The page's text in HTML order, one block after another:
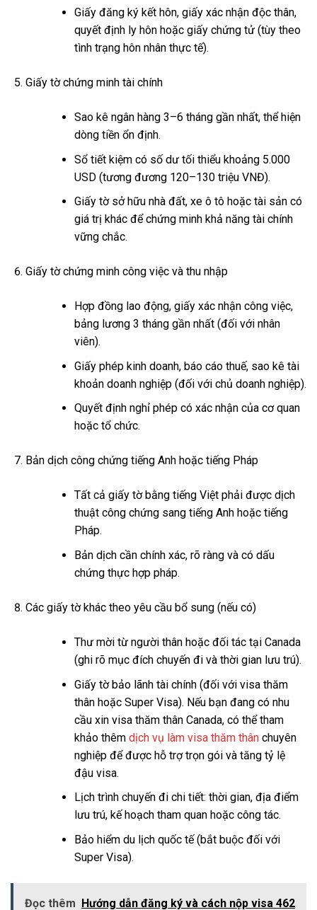
Giấy đăng ký kết hôn, giấy xác nhận độc thân,
quyết định ly hôn hoặc giấy chứng tử (tùy theo
tình trạng hôn nhân thực tế).
Giấy tờ chứng minh tài chính
Sao kê ngân hàng 3–6 tháng gần nhất, thể hiện
dòng tiền ổn định.
Sổ tiết kiệm có số dư tối thiểu khoảng 5.000
USD (tương đương 120–130 triệu VNĐ).
Giấy tờ sở hữu nhà đất, xe ô tô hoặc tài sản có
giá trị khác để chứng minh khả năng tài chính
vững chắc.
Giấy tờ chứng minh công việc và thu nhập
Hợp đồng lao động, giấy xác nhận công việc,
bảng lương 3 tháng gần nhất (đối với nhân
viên).
Giấy phép kinh doanh, báo cáo thuế, sao kê tài
khoản doanh nghiệp (đối với chủ doanh nghiệp).
Quyết định nghỉ phép có xác nhận của cơ quan
hoặc tổ chức.
Bản dịch công chứng tiếng Anh hoặc tiếng Pháp
Tất cả giấy tờ bằng tiếng Việt phải được dịch
thuật công chứng sang tiếng Anh hoặc tiếng
Pháp.
Bản dịch cần chính xác, rõ ràng và có dấu
chứng thực hợp pháp.
Các giấy tờ khác theo yêu cầu bổ sung (nếu có)
Thư mời từ người thân hoặc đối tác tại Canada
(ghi rõ mục đích chuyến đi và thời gian lưu trú).
Giấy tờ bảo lãnh tài chính (đối với visa thăm
thân hoặc Super Visa). Nếu bạn đang có nhu
cầu xin visa thăm thân Canada, có thể tham
khảo thêm dịch vụ làm visa thăm thânchuyên
nghiệp để được hỗ trợ trọn gói và tăng tỷ lệ
đậu visa.
Lịch trình chuyến đi chi tiết: thời gian, địa điểm
lưu trú, kế hoạch tham quan hoặc công tác.
Bảo hiểm du lịch quốc tế (bắt buộc đối với
Super Visa).
Đọc thêm Hướng dẫn đăng ký và cách nộp visa 462